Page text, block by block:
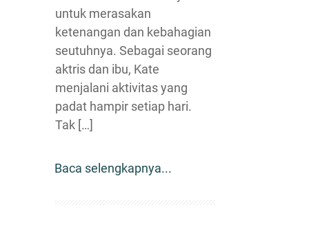
untuk merasakan
ketenangan dan kebahagian
seutuhnya. Sebagai seorang
aktris dan ibu, Kate
menjalani aktivitas yang
padat hampir setiap hari.
Tak […]
Baca selengkapnya...